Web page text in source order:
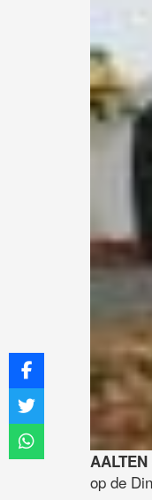
AALTEN
op de